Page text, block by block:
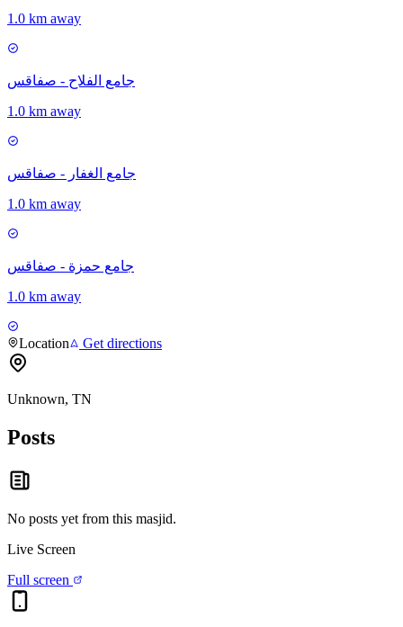
1.0 km away
جامع الفلاح - صفاقس
1.0 km away
جامع الغفار - صفاقس
1.0 km away
جامع حمزة - صفاقس
1.0 km away
Location Get directions
Unknown, TN
Posts
No posts yet from this masjid.
Live Screen
Full screen